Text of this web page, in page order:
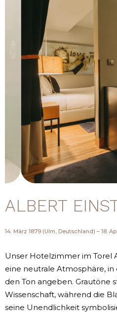
ALBERT
14. März 1879 (Ulm, Deutschland) – 18.
Unser Hotelzimmer im Torel
eine neutrale Atmosphäre,
den Ton angeben. Grautöne
Wissenschaft, während die
seine Unendlichkeit